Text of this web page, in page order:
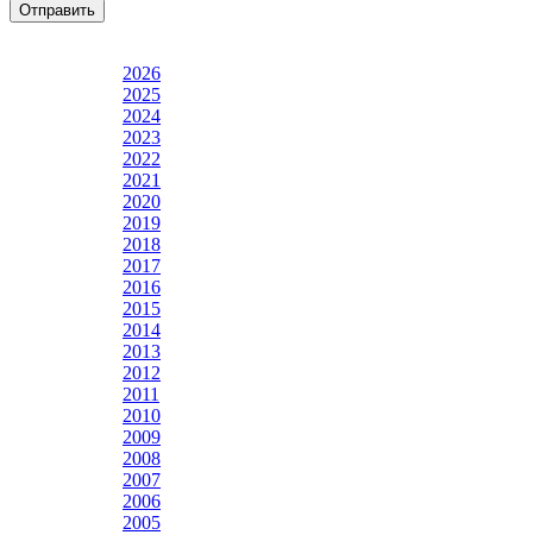
Отправить
2026
2025
2024
2023
2022
2021
2020
2019
2018
2017
2016
2015
2014
2013
2012
2011
2010
2009
2008
2007
2006
2005